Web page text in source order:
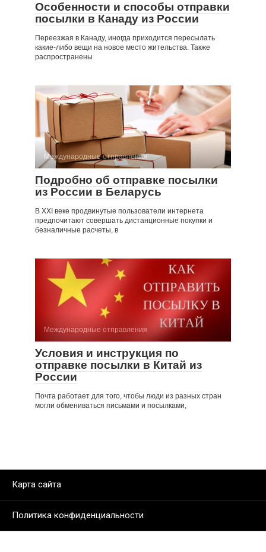
Особенности и способы отправки
посылки в Канаду из России
Переезжая в Канаду, иногда приходится пересылать
какие-либо вещи на новое место жительства. Также
распространены
Международные отправления
Подробно об отправке посылки
из России в Беларусь
В XXI веке продвинутые пользователи интернета
предпочитают совершать дистанционные покупки и
безналичные расчеты, в
Международные отправления
Условия и инструкция по
отправке посылки в Китай из
России
Почта работает для того, чтобы люди из разных стран
могли обмениваться письмами и посылками,
Карта сайта
Политика конфиденциальности